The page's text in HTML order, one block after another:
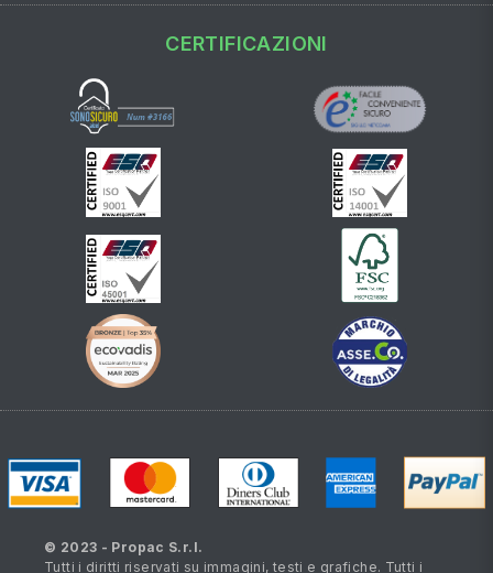
CERTIFICAZIONI
© 2023 - Propac S.r.l.
Tutti i diritti riservati su immagini, testi e grafiche. Tutti i